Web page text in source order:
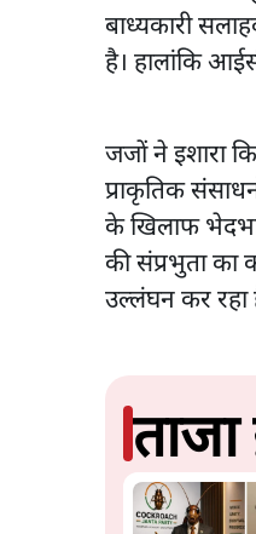
बाध्यकारी
है। हालांकि
जजों ने इशारा
प्राकृतिक
के खिलाफ
की संप्रभुता का
उल्लंघन कर रहा